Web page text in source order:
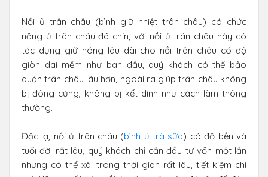
Nồi ủ trân châu (bình giữ nhiệt trân châu) có chức
năng ủ trân châu đã chín, với nồi ủ trân châu này có
tác dụng giữ nóng lâu dài cho nồi trân châu có độ
giòn dai mềm như ban đầu, quý khách có thể bảo
quản trân châu lâu hơn, ngoài ra giúp trân châu không
bị đông cứng, không bị kết dính như cách làm thông
thường.
Độc lạ, nồi ủ trân châu (bình ủ trà sữa) có độ bền và
tuổi đời rất lâu, quý khách chỉ cần đầu tư vốn một lần
nhưng có thể xài trong thời gian rất lâu, tiết kiệm chi